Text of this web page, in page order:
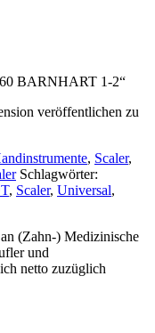
BARNHART 1-2“
veröffentlichen zu
, Scaler,
Schlagwörter:
, Scaler, Universal,
(Zahn-) Medizinische
und
netto zuzüglich